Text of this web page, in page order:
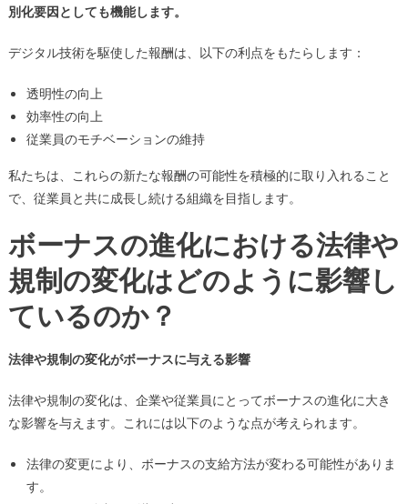
別化要因としても機能します。
デジタル技術を駆使した報酬は、以下の利点をもたらします：
透明性の向上
効率性の向上
従業員のモチベーションの維持
私たちは、これらの新たな報酬の可能性を積極的に取り入れること
で、従業員と共に成長し続ける組織を目指します。
ボーナスの進化における法律や
規制の変化はどのように影響し
ているのか？
法律や規制の変化がボーナスに与える影響
法律や規制の変化は、企業や従業員にとってボーナスの進化に大き
な影響を与えます。これには以下のような点が考えられます。
法律の変更により、ボーナスの支給方法が変わる可能性がありま
す。